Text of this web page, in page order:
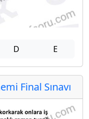
D E
Final Sınavı